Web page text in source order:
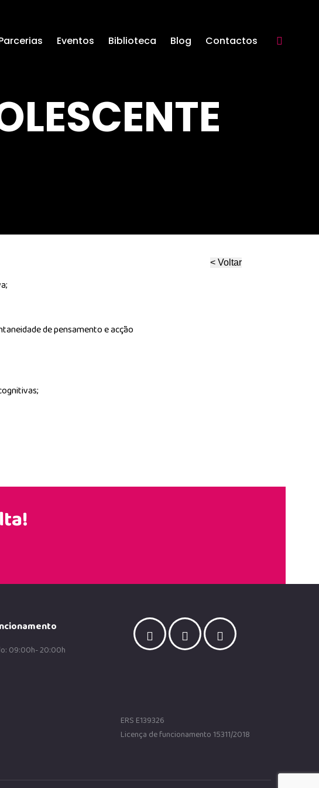
Eventos Biblioteca Blog Contactos Search:
de pensamento e acção
09:00h- 20:00h
ERS E139326
Licença de funcionamento 15311/2018